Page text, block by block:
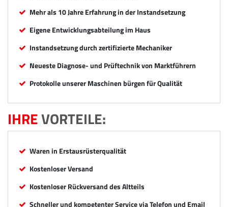
Mehr als 10 Jahre Erfahrung in der Instandsetzung
Eigene Entwicklungsabteilung im Haus
Instandsetzung durch zertifizierte Mechaniker
Neueste Diagnose- und Prüftechnik von Marktführern
Protokolle unserer Maschinen bürgen für Qualität
IHREVORTEILE:
Waren in Erstausrüsterqualität
Kostenloser Versand
Kostenloser Rückversand des Altteils
Schneller und kompetenter Service via Telefon und Email